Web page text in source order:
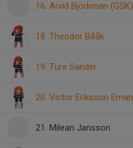
16. Arvid Björkman (GSK)
18. Theodor Bååk
19. Ture Sander
20. Victor Eriksson Eman
21. Milean Jansson